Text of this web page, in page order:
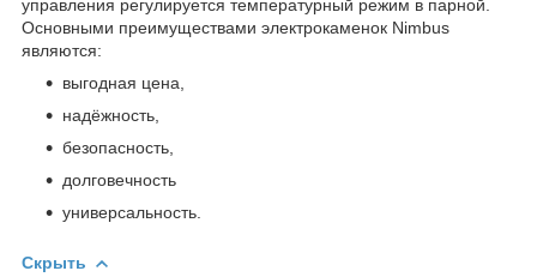
управления регулируется температурный режим в парной.
Основными преимуществами электрокаменок Nimbus
являются:
выгодная цена,
надёжность,
безопасность,
долговечность
универсальность.
Скрыть